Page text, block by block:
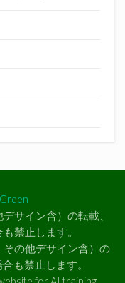
サイン含）の転載、
禁止します。
の他デサイン含）の
も禁止します。